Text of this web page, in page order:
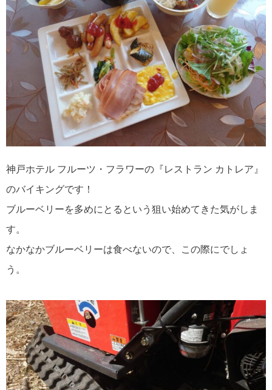
神戸ホテル フルーツ・フラワーの『レストラン カトレア』
のバイキングです！
ブルーベリーを多めにとるという狙い始めてきた気がしま
す。
なかなかブルーベリーは食べないので、この際にでしょ
う。